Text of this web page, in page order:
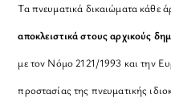
Τα πνευματικά δικαιώματα κάθε
αποκλειστικά στους αρχικούς
με τον Νόμο 2121/1993 και την
προστασίας της πνευματικής